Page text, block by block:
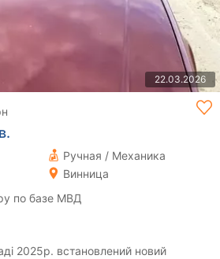
22.03.2026
Ручная / Механика
Винница
по базе МВД
2025р. встановлений новий